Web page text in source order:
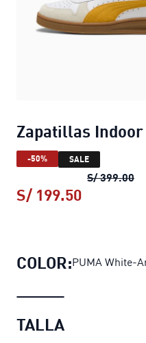
Zapatillas
-50% SALE
S/ 399.00
S/ 199.50
COLOR:PUMA White-
TALLA